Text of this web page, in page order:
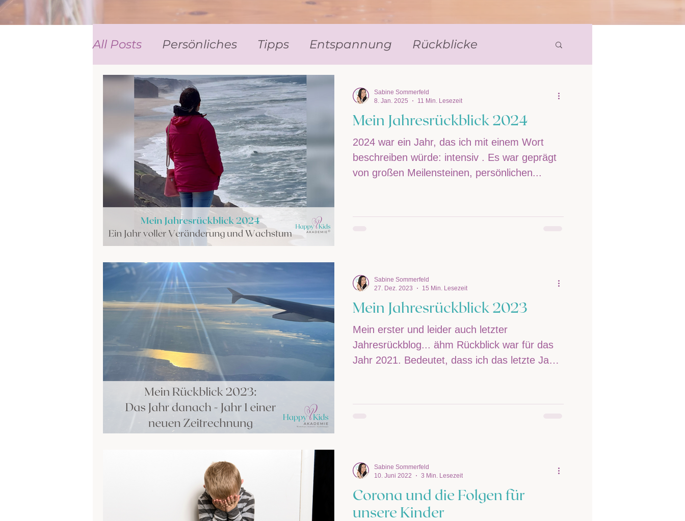
All Posts Persönliches Tipps Entspannung Rückblicke
Mein Jahresrückblick 2024
2024 war ein Jahr, das ich mit einem Wort
beschreiben würde: intensiv . Es war geprägt
von großen Meilensteinen, persönlichen...
Sabine Sommerfeld
8. Jan. 2025
11 Min. Lesezeit
Mein Jahresrückblick 2023
Mein erster und leider auch letzter
Jahresrückblog... ähm Rückblick war für das
Jahr 2021. Bedeutet, dass ich das letzte Jahr
Sabine Sommerfeld
27. Dez. 2023
15 Min. Lesezeit
Corona und die Folgen für
unsere Kinder
Sabine Sommerfeld
10. Juni 2022
3 Min. Lesezeit